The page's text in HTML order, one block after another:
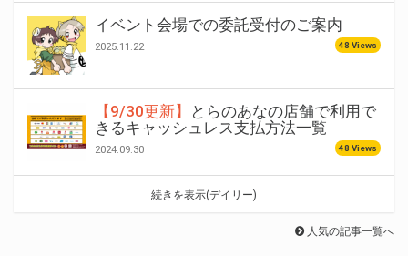
イベント会場での委託受付のご案内
2025.11.22 48 Views
【9/30更新】
とらのあなの店舗で利用で
きるキャッシュレス支払方法一覧
2024.09.30 48 Views
続きを表示(デイリー)
人気の記事一覧へ